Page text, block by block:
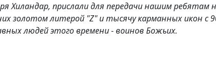
Хиландар, прислали для передачи нашим ребятам
золотом литерой "Z" и тысячу карманных икон с
людей этого времени - воинов Божьих.